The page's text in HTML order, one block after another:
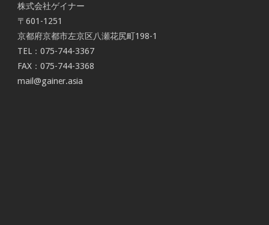
株式会社ゲイナー
〒601-1251
京都府京都市左京区八瀬花尻町198-1
TEL：075-744-3367
FAX：075-744-3368
mail@gainer.asia